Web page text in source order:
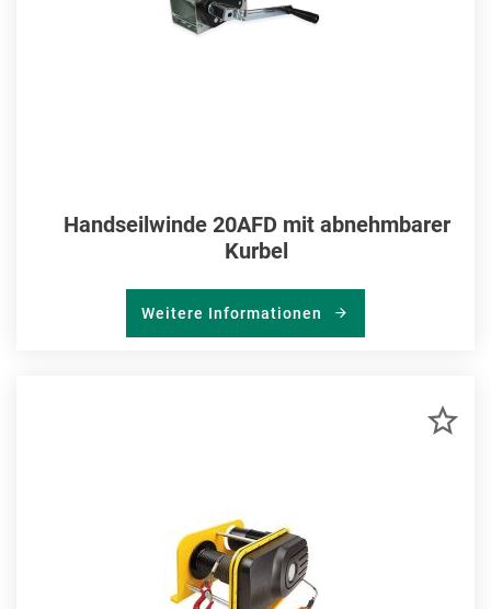
Handseilwinde 20AFD mit abnehmbarer
Kurbel
Weitere Informationen